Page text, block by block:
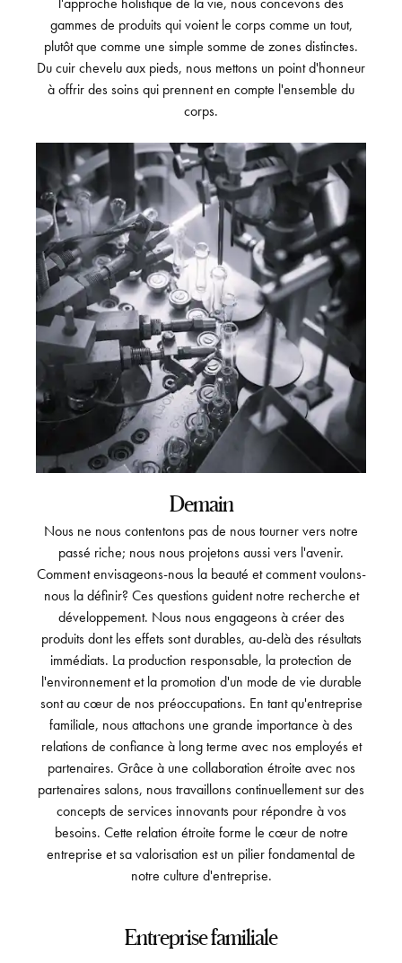
gammes de produits qui voient le corps comme un tout,
plutôt que comme une simple somme de zones distinctes.
Du cuir chevelu aux pieds, nous mettons un point d'honneur
à offrir des soins qui prennent en compte l'ensemble du
corps.
Demain
Nous ne nous contentons pas de nous tourner vers notre
passé riche; nous nous projetons aussi vers l'avenir.
Comment envisageons-nous la beauté et comment voulons-
nous la définir? Ces questions guident notre recherche et
développement. Nous nous engageons à créer des
produits dont les effets sont durables, au-delà des résultats
immédiats. La production responsable, la protection de
l'environnement et la promotion d'un mode de vie durable
sont au cœur de nos préoccupations. En tant qu'entreprise
familiale, nous attachons une grande importance à des
relations de confiance à long terme avec nos employés et
partenaires. Grâce à une collaboration étroite avec nos
partenaires salons, nous travaillons continuellement sur des
concepts de services innovants pour répondre à vos
besoins. Cette relation étroite forme le cœur de notre
entreprise et sa valorisation est un pilier fondamental de
notre culture d'entreprise.
Entreprise familiale